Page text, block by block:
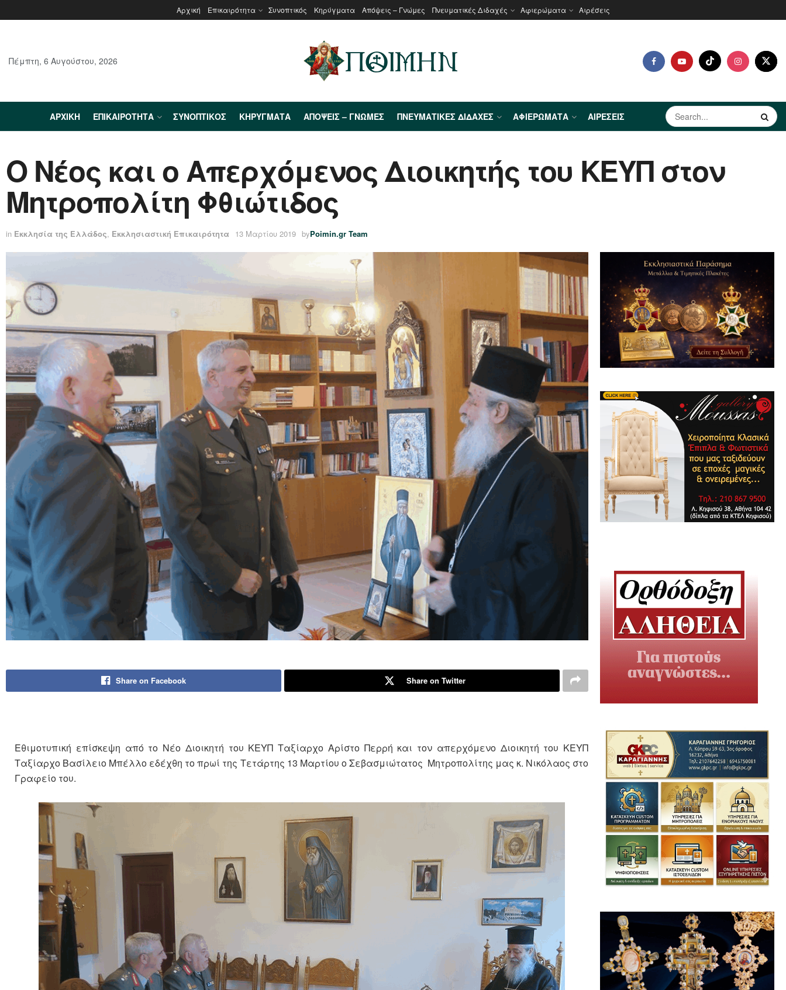
Αρχική Επικαιρότητα Συνοπτικός Κηρύγματα Απόψεις – Γνώμες Πνευματικές Διδαχές Αφιερώματα Αιρέσεις
Πέμπτη, 6 Αυγούστου, 2026
ΑΡΧΙΚΉ ΕΠΙΚΑΙΡΌΤΗΤΑ ΣΥΝΟΠΤΙΚΌΣ ΚΗΡΎΓΜΑΤΑ ΑΠΌΨΕΙΣ – ΓΝΏΜΕΣ ΠΝΕΥΜΑΤΙΚΈΣ ΔΙΔΑΧΈΣ ΑΦΙΕΡΏΜΑΤΑ ΑΙΡΈΣΕΙΣ
O Νέος και ο Απερχόμενος Διοικητής του ΚΕΥΠ στον
Μητροπολίτη Φθιώτιδος
in Εκκλησία της Ελλάδος, Εκκλησιαστική Επικαιρότητα 13 Μαρτίου 2019 byPoimin.gr Team
Share on Facebook Share on Twitter
Εθιμοτυπική επίσκεψη από το Νέο Διοικητή του ΚΕΥΠ Ταξίαρχο Αρίστο Περρή και τον απερχόμενο Διοικητή του ΚΕΥΠ
Ταξίαρχο Βασίλειο Μπέλλο εδέχθη το πρωί της Τετάρτης 13 Μαρτίου ο Σεβασμιώτατος Μητροπολίτης μας κ. Νικόλαος στο
Γραφείο του.